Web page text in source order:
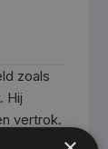
zoals
Hij
vertrok.